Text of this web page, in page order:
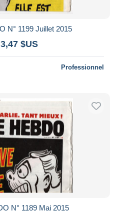
N° 1199 Juillet 2015
$US
Professionnel
N° 1189 Mai 2015